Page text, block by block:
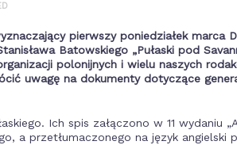
pierwszy poniedziałek marca
Batowskiego „Pułaski pod
polonijnych i wielu naszych
uwagę na dokumenty dotyczące
Ich spis załączono w 11 wydaniu
a przetłumaczonego na język angielski